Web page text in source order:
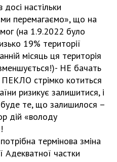
настільки
перемагаємо», що на
(на 1.9.2022 було
19% території
місяць ця територія
НЕ бачать
стрімко котиться
ризикує залишитися, і
те, що залишилося –
дій «володу
термінова зміна
Адекватної частки